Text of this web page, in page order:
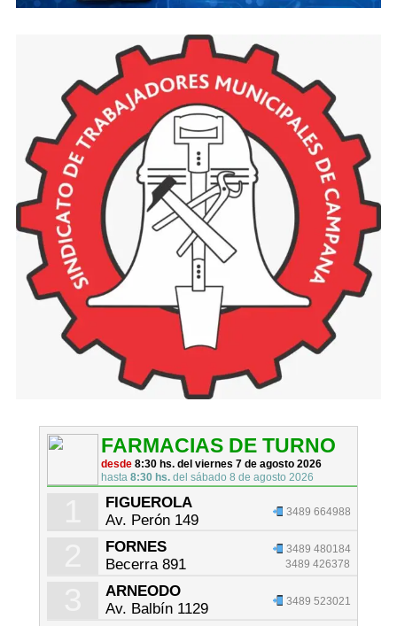
FARMACIAS DE TURNO
desde8:30 hs. del viernes 7 de agosto 2026
hasta8:30 hs. del sábado 8 de agosto 2026
FIGUEROLA
Av. Perón 149
3489 664988
FORNES
Becerra 891
3489 480184
3489 426378
ARNEODO
Av. Balbín 1129
3489 523021